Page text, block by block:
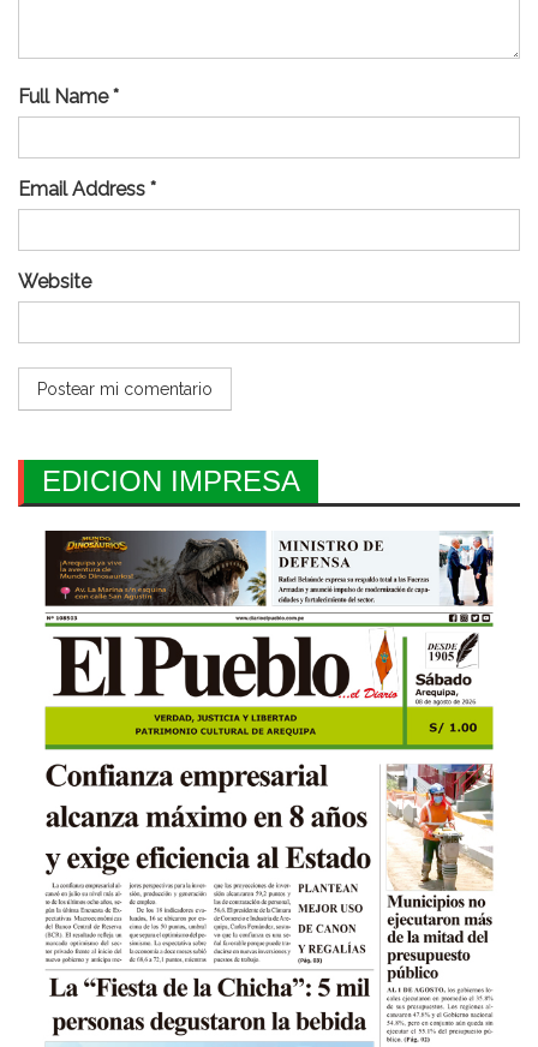
Full Name *
Email Address *
Website
EDICION IMPRESA